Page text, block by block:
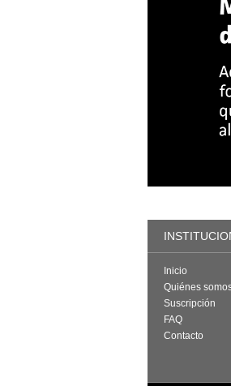
Inicio
Quiénes
Suscripción
FAQ
Contacto